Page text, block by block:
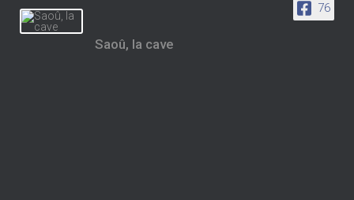
76
Saoû, la cave